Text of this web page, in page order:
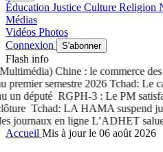
Éducation Justice Culture Religion
Médias
Vidéos Photos
Connexion
S'abonner
Flash info
Chine : le commerce des
semestre 2026Tchad: Le
députéRGPH-3 : Le PM satisfait
Tchad: LA HAMA suspend
journaux en ligneL’ADHET salue
Accueil Mis à jour le 06 août 2026